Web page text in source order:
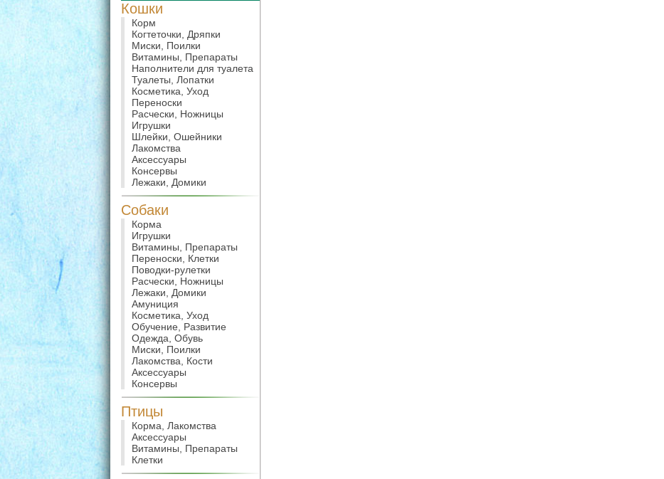
Кошки
Корм
Когтеточки, Дряпки
Миски, Поилки
Витамины, Препараты
Наполнители для туалета
Туалеты, Лопатки
Косметика, Уход
Переноски
Расчески, Ножницы
Игрушки
Шлейки, Ошейники
Лакомства
Аксессуары
Консервы
Лежаки, Домики
Собаки
Корма
Игрушки
Витамины, Препараты
Переноски, Клетки
Поводки-рулетки
Расчески, Ножницы
Лежаки, Домики
Амуниция
Косметика, Уход
Обучение, Развитие
Одежда, Обувь
Миски, Поилки
Лакомства, Кости
Аксессуары
Консервы
Птицы
Корма, Лакомства
Аксессуары
Витамины, Препараты
Клетки